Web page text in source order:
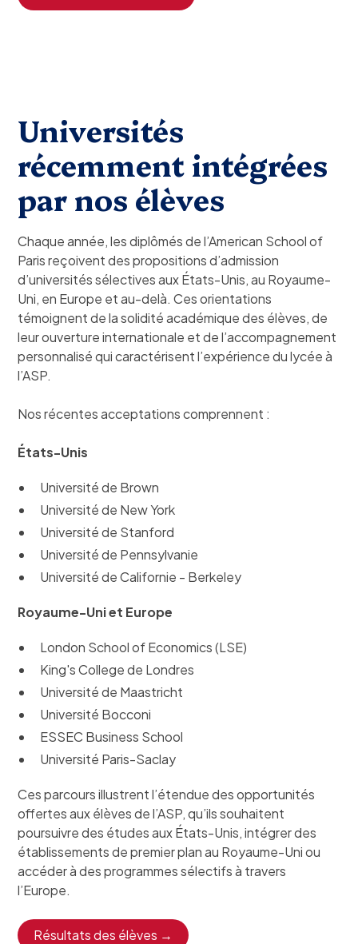
Universités
récemment intégrées
par nos élèves
Chaque année, les diplômés de l’American School of
Paris reçoivent des propositions d’admission
d’universités sélectives aux États-Unis, au Royaume-
Uni, en Europe et au-delà. Ces orientations
témoignent de la solidité académique des élèves, de
leur ouverture internationale et de l’accompagnement
personnalisé qui caractérisent l’expérience du lycée à
l’ASP.
Nos récentes acceptations comprennent :
États-Unis
Université de Brown
Université de New York
Université de Stanford
Université de Pennsylvanie
Université de Californie - Berkeley
Royaume-Uni et Europe
London School of Economics (LSE)
King's College de Londres
Université de Maastricht
Université Bocconi
ESSEC Business School
Université Paris-Saclay
Ces parcours illustrent l’étendue des opportunités
offertes aux élèves de l’ASP, qu’ils souhaitent
poursuivre des études aux États-Unis, intégrer des
établissements de premier plan au Royaume-Uni ou
accéder à des programmes sélectifs à travers
l’Europe.
Résultats des élèves →